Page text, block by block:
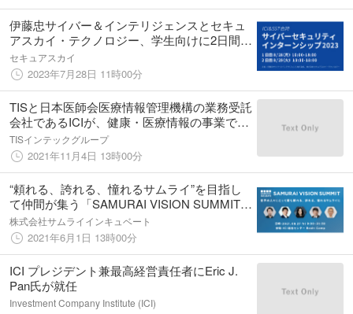
伊藤忠サイバー＆インテリジェンスとセキュ
アスカイ・テクノロジー、学生向けに2日間の
サイバーセキュリティを学び＆体験するイン
ターンシップを共同開催
セキュアスカイ
2023年7月28日 11時00分
TISと日本医師会医療情報管理機構の業務受託
会社であるICIが、健康・医療情報の事業で業
務提携
TISインテックグループ
2021年11月4日 13時00分
“頼れる、誇れる、憧れるサムライ”を目指し
て仲間が集う「SAMURAI VISION SUMMIT」
2021年8月27日（金）開催決定！
株式会社サムライインキュベート
2021年6月1日 13時00分
ICI プレジデント兼最高経営責任者にEric J.
Pan氏が就任
Investment Company Institute (ICI)